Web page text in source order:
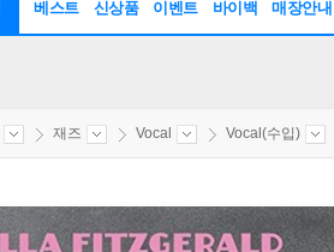
베스트 신상품 이벤트 바이백 매장안내
재즈 Vocal Vocal(수입)